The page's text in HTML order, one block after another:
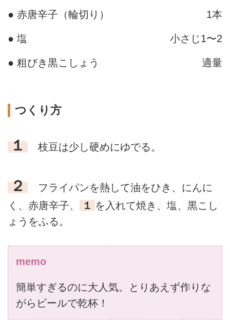
● 赤唐辛子（輪切り） 1本
● 塩 小さじ1〜2
● 粗びき黒こしょう 適量
つくり方
１ 枝豆は少し硬めにゆでる。
２
フライパンを熱して油をひき、にんに
く、赤唐辛子、
１ を入れて焼き、塩、黒こし
ょうをふる。
memo
簡単すぎるのに大人気。とりあえず作りな
がらビールで乾杯！